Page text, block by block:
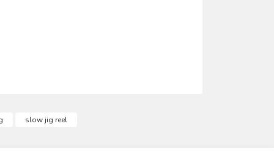
slow jig reel